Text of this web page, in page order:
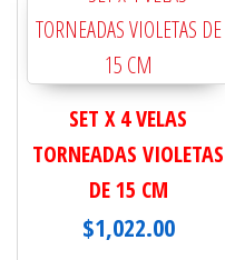
SET X 4 VELAS
TORNEADAS VIOLETAS
DE 15 CM
$1,022.00